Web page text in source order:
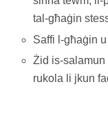
tal-għaġin
Saffi l-għaġin
Żid is-
rukola li jkun